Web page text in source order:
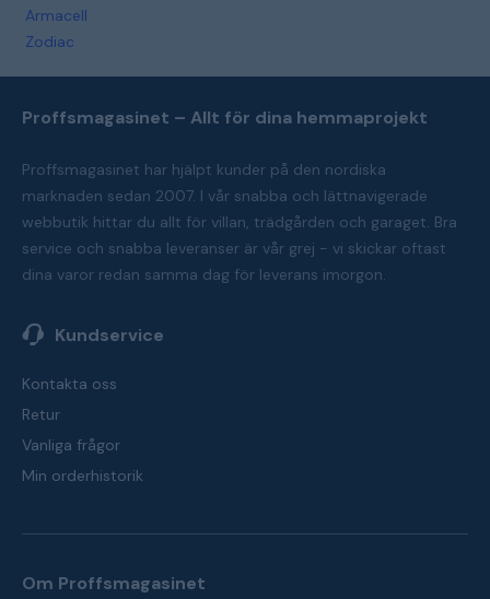
Armacell
Zodiac
Proffsmagasinet – Allt för dina hemmaprojekt
Proffsmagasinet har hjälpt kunder på den nordiska
marknaden sedan 2007. I vår snabba och lättnavigerade
webbutik hittar du allt för villan, trädgården och garaget. Bra
service och snabba leveranser är vår grej - vi skickar oftast
dina varor redan samma dag för leverans imorgon.
Kundservice
Kontakta oss
Retur
Vanliga frågor
Min orderhistorik
Om Proffsmagasinet